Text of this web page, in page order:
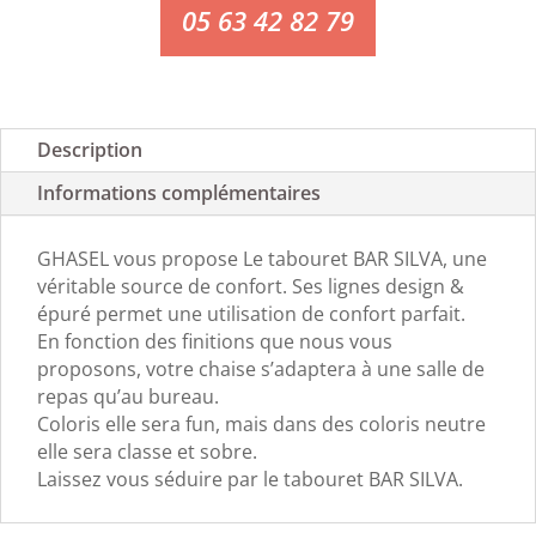
05 63 42 82 79
Description
Informations complémentaires
GHASEL vous propose Le tabouret BAR SILVA, une
véritable source de confort. Ses lignes design &
épuré permet une utilisation de confort parfait.
En fonction des finitions que nous vous
proposons, votre chaise s’adaptera à une salle de
repas qu’au bureau.
Coloris elle sera fun, mais dans des coloris neutre
elle sera classe et sobre.
Laissez vous séduire par le tabouret BAR SILVA.